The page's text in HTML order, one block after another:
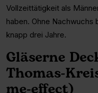
Vollzeittätigkeit als
haben. Ohne
knapp drei Jahre.
Gläserne
Thomas-